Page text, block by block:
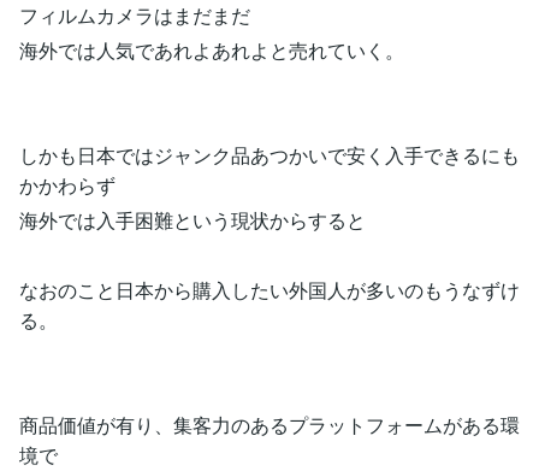
フィルムカメラはまだまだ
海外では人気であれよあれよと売れていく。
しかも日本ではジャンク品あつかいで安く入手できるにも
かかわらず
海外では入手困難という現状からすると
なおのこと日本から購入したい外国人が多いのもうなずけ
る。
商品価値が有り、集客力のあるプラットフォームがある環
境で